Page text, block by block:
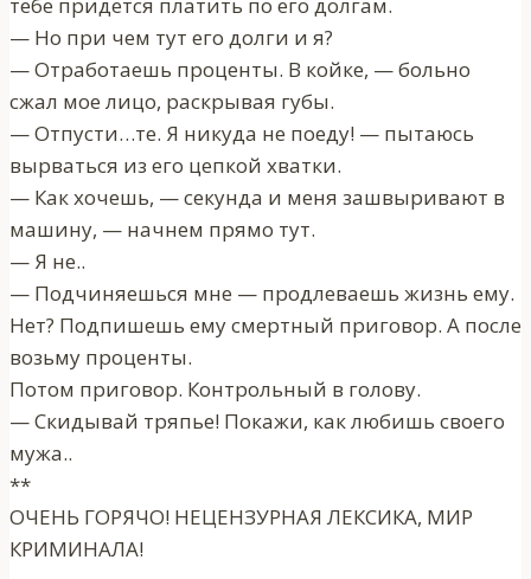
— Но при чем тут его долги и я?
— Отработаешь проценты. В койке, — больно
сжал мое лицо, раскрывая губы.
— Отпусти…те. Я никуда не поеду! — пытаюсь
вырваться из его цепкой хватки.
— Как хочешь, — секунда и меня зашвыривают в
машину, — начнем прямо тут.
— Я не..
— Подчиняешься мне — продлеваешь жизнь ему.
Нет? Подпишешь ему смертный приговор. А после
возьму проценты.
Потом приговор. Контрольный в голову.
— Скидывай тряпье! Покажи, как любишь своего
мужа..
**
ОЧЕНЬ ГОРЯЧО! НЕЦЕНЗУРНАЯ ЛЕКСИКА, МИР
КРИМИНАЛА!